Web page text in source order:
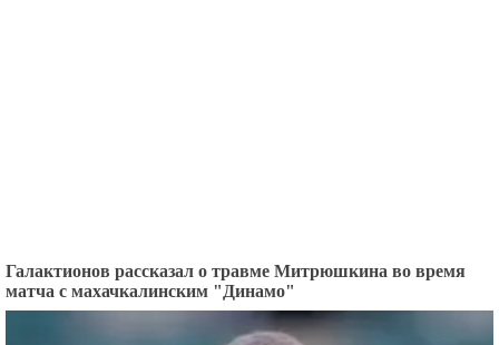
Галактионов рассказал о травме Митрюшкина во время
матча с махачкалинским "Динамо"